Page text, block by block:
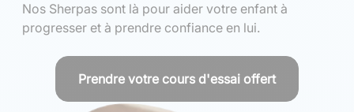
Nos Sherpas sont là pour aider votre enfant à
progresser et à prendre confiance en lui.
Prendre votre cours d'essai offert